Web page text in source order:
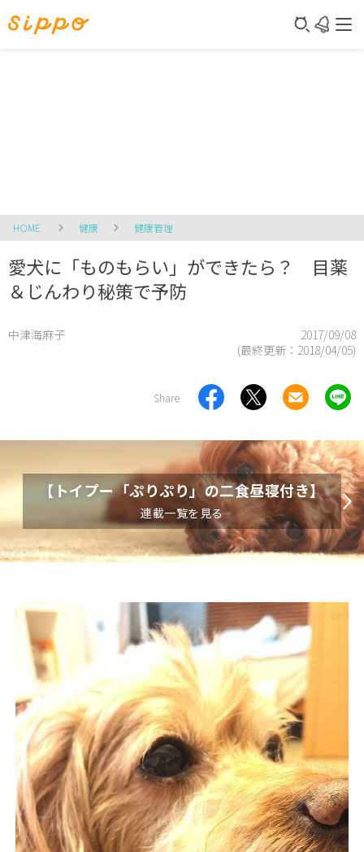
HOME 健康 健康管理
愛犬に「ものもらい」ができたら？ 目薬
＆じんわり秘策で予防
中津海麻子
2017/09/08
(最終更新： 2018/04/05)
Share
【トイプー「ぷりぷり」の二食昼寝付き】
連載一覧を見る